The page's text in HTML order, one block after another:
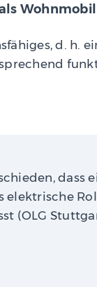
d. h.
dass
elektrische
(OLG